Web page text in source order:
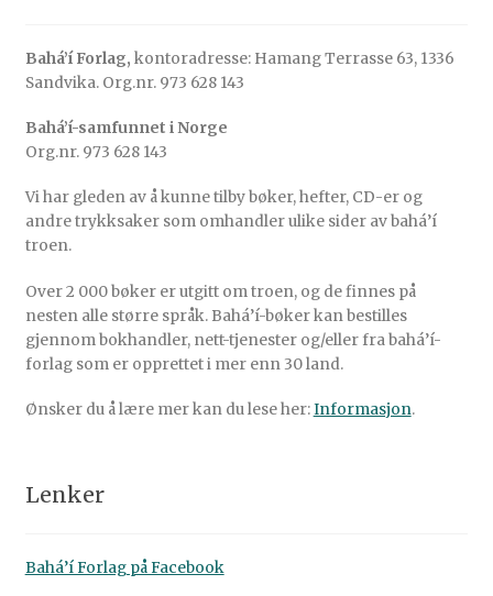
Bahá’í Forlag, kontoradresse: Hamang Terrasse 63, 1336
Sandvika. Org.nr. 973 628 143
Bahá’í-samfunnet i Norge
Org.nr. 973 628 143
Vi har gleden av å kunne tilby bøker, hefter, CD-er og
andre trykksaker som omhandler ulike sider av bahá’í
troen.
Over 2 000 bøker er utgitt om troen, og de finnes på
nesten alle større språk. Bahá’í-bøker kan bestilles
gjennom bokhandler, nett-tjenester og/eller fra bahá’í-
forlag som er opprettet i mer enn 30 land.
Ønsker du å lære mer kan du lese her:Informasjon.
Lenker
Bahá’í Forlag på Facebook